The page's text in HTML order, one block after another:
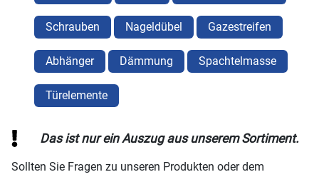
Schrauben Nageldübel Gazestreifen
Abhänger Dämmung Spachtelmasse
Türelemente
Das ist nur ein Auszug aus unserem Sortiment.
Sollten Sie Fragen zu unseren Produkten oder dem